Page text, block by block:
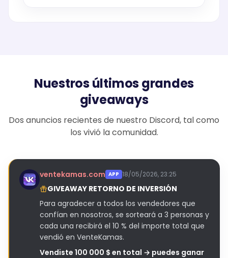
Nuestros últimos grandes
giveaways
Dos anuncios recientes de nuestro Discord, tal como
los vivió la comunidad.
ventekamas.com APP 18/05/2026, 23:25
GIVEAWAY RETORNO DE INVERSIÓN
Para agradecer a todos los vendedores que
confían en nosotros, se sorteará a 3 personas y
cada una recibirá el 10 % del importe total que
vendió en VenteKamas.
Vendiste 100 000 $ en total → puedes ganar